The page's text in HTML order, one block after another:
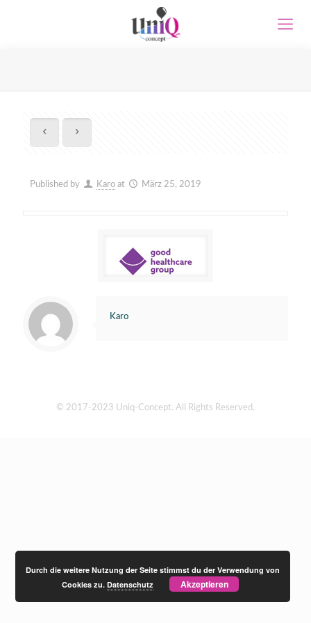
Published by Karo at März 25, 2019
Karo
© 2017-2023 Uniq-Concept. All Rights Reserved.
Durch die weitere Nutzung der Seite stimmst du der Verwendung von
Cookies zu.Datenschutz Akzeptieren